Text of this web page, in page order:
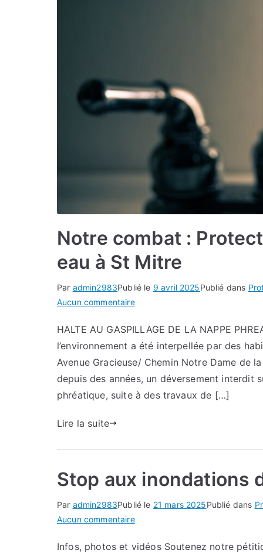
Notre combat :
eau à St Mitre
Par admin2983Publié le 9 avril 2025Publié dans
Aucun commentairesur
combat
:
Protection
de
la
à
Mitre
HALTE AU GASPILLAGE DE LA NAPPE
l’environnement a été interpellée par des
Avenue Gracieuse/ Chemin Notre Dame de
depuis des années, un déversement interdit
phréatique, suite à des travaux de […]
Lire la suite
Stop aux inondations
Par admin2983Publié le 21 mars 2025Publié dans
Aucun commentairesur
aux
Infos, photos et vidéos Soutenez notre